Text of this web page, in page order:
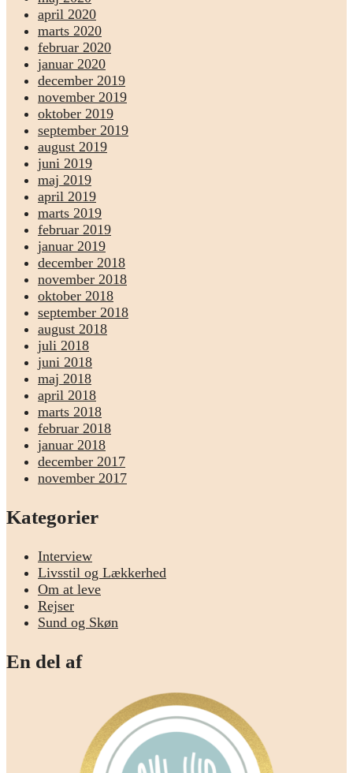
april 2020
marts 2020
februar 2020
januar 2020
december 2019
november 2019
oktober 2019
september 2019
august 2019
juni 2019
maj 2019
april 2019
marts 2019
februar 2019
januar 2019
december 2018
november 2018
oktober 2018
september 2018
august 2018
juli 2018
juni 2018
maj 2018
april 2018
marts 2018
februar 2018
januar 2018
december 2017
november 2017
Kategorier
Interview
Livsstil og Lækkerhed
Om at leve
Rejser
Sund og Skøn
En del af